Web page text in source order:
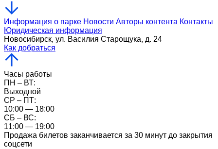
Информация о парке Новости Авторы контента Контакты
Юридическая информация
Новосибирск, ул. Василия Старощука, д. 24
Как добраться
Часы работы
ПН – ВТ:
Выходной
CР – ПТ:
10:00 — 18:00
СБ – ВС:
11:00 — 19:00
Продажа билетов заканчивается за 30 минут до закрытия
соцсети